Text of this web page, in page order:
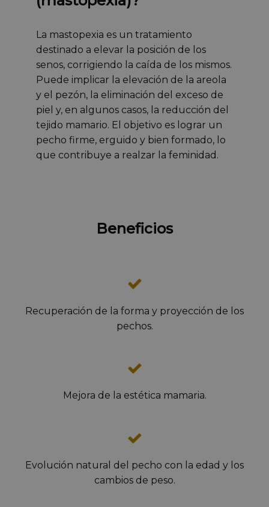
La mastopexia es un tratamiento
destinado a elevar la posición de los
senos, corrigiendo la caída de los mismos.
Puede implicar la elevación de la areola
y el pezón, la eliminación del exceso de
piel y, en algunos casos, la reducción del
tejido mamario. El objetivo es lograr un
pecho firme, erguido y bien formado, lo
que contribuye a realzar la feminidad.
Beneficios
Recuperación de la forma y proyección de los
pechos.
Mejora de la estética mamaria.
Evolución natural del pecho con la edad y los
cambios de peso.